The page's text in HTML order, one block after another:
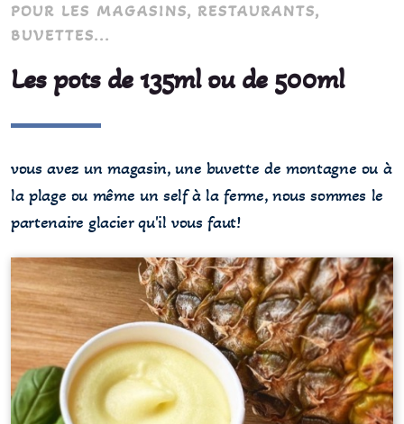
POUR LES MAGASINS, RESTAURANTS,
BUVETTES...
Les pots de 135ml ou de 500ml
vous avez un magasin, une buvette de montagne ou à
la plage ou même un self à la ferme, nous sommes le
partenaire glacier qu'il vous faut!